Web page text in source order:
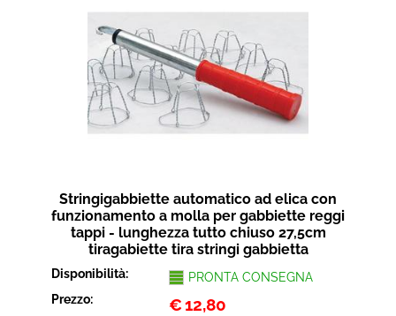
Stringigabbiette automatico ad elica con
funzionamento a molla per gabbiette reggi
tappi - lunghezza tutto chiuso 27,5cm
tiragabiette tira stringi gabbietta
Disponibilità:
PRONTA CONSEGNA
Prezzo:
€12,80